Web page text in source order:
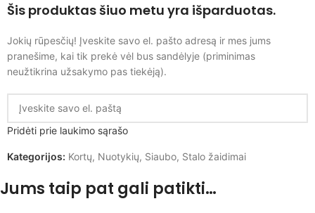
Šis produktas šiuo metu yra išparduotas.
Jokių rūpesčių! Įveskite savo el. pašto adresą ir mes jums
pranešime, kai tik prekė vėl bus sandėlyje (priminimas
neužtikrina užsakymo pas tiekėją).
Pridėti prie laukimo sąrašo
Kategorijos: Kortų, Nuotykių, Siaubo, Stalo žaidimai
Jums taip pat gali patikti…